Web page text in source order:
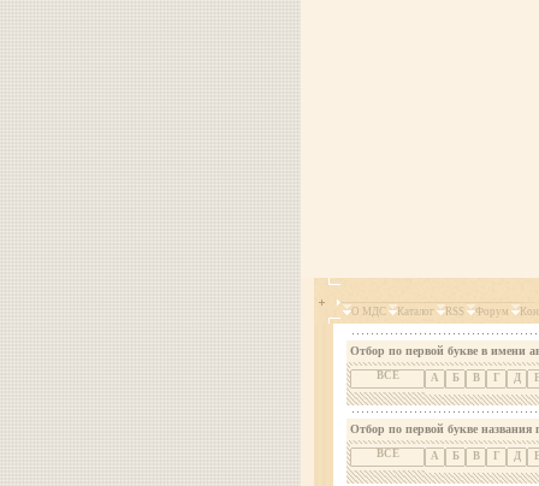
О МДС Каталог RSS Форум
Отбор по первой букве в имени
ВСЕ А Б В Г Д
Отбор по первой букве названия
ВСЕ А Б В Г Д